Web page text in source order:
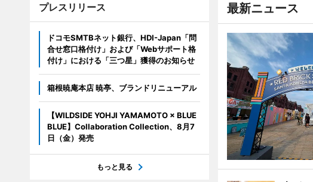
最新ニュース
プレスリリース
ドコモSMTBネット銀行、HDI-Japan「問
合せ窓口格付け」および「Webサポート格
付け」における「三つ星」獲得のお知らせ
箱根暁庵本店 暁亭、ブランドリニューアル
【WILDSIDE YOHJI YAMAMOTO × BLUE
BLUE】Collaboration Collection、8月7
日（金）発売
もっと見る